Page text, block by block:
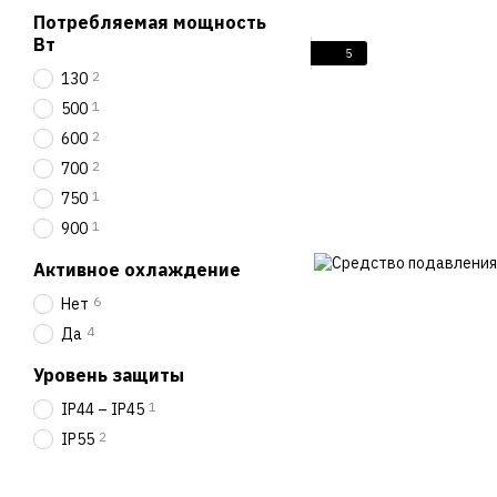
5
Потребляемая мощность
Вт
130 2
500 1
600 2
700 2
750 1
900 1
Активное охлаждение
Нет 6
Да 4
Уровень защиты
ІР44 – ІР45 1
IP55 2